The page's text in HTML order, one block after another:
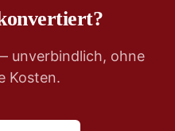
unverbindlich, ohne
Kosten.